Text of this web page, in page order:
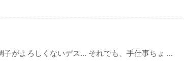
がよろしくないデス... それでも、手仕事ちょ ...